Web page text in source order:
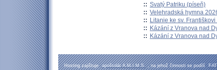
:: Svatý Patriku (píseň)
:: Velehradská hymna
:: Litanie ke sv. Františkovi
:: Kázání z Vranova nad
:: Kázání z Vranova nad
Hosting zajištuje apoštolát A.M.I.M.S. , na jehož činnosti se podílí